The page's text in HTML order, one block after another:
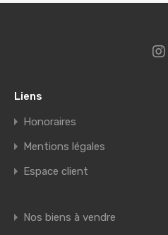
Liens
Honoraires
Mentions légales
Espace client
Nos biens à vendre